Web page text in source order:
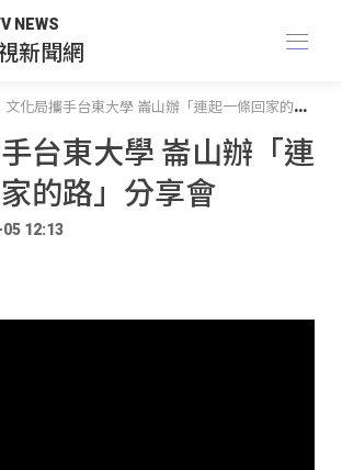
NEWS
新聞網
文化局攜手台東大學 崙山辦「連起一條回家的路」分享會
台東大學 崙山辦「連
的路」分享會
12:13